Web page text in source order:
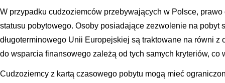
W przypadku cudzoziemców przebywających w Polsce, prawo
statusu pobytowego. Osoby posiadające zezwolenie na pobyt
długoterminowego Unii Europejskiej są traktowane na równi
do wsparcia finansowego zależą od tych samych kryteriów, co
Cudzoziemcy z kartą czasowego pobytu mogą mieć